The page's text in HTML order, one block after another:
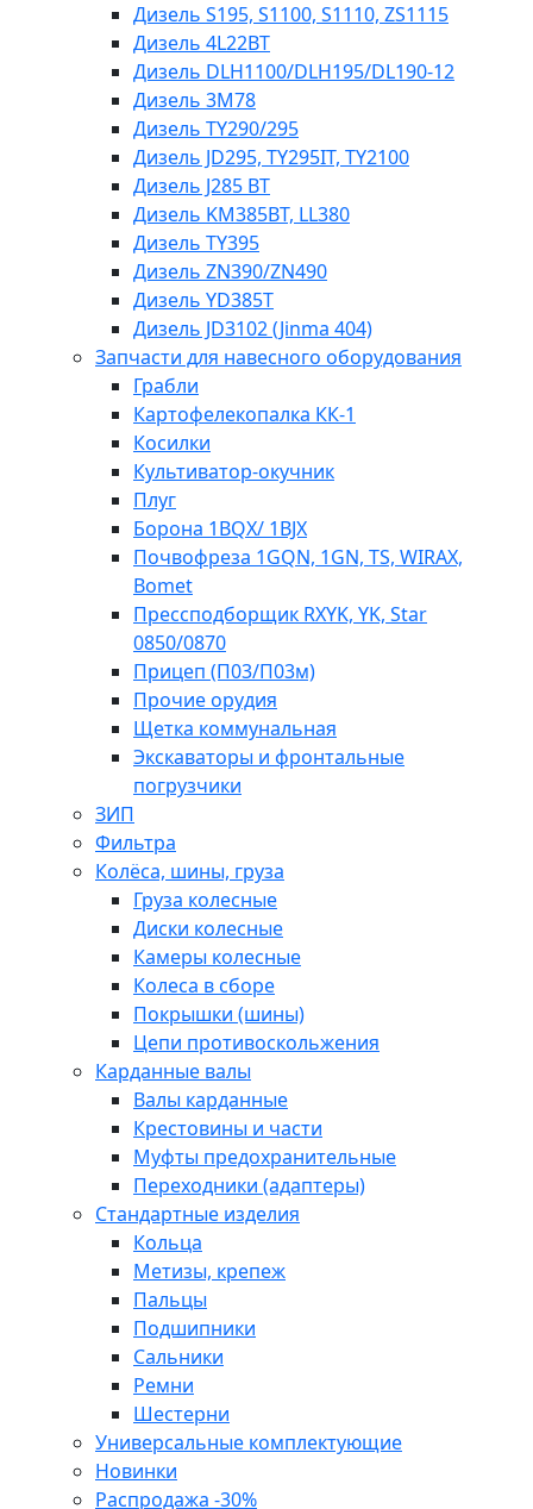
Дизель S195, S1100, S1110, ZS1115
Дизель 4L22BT
Дизель DLH1100/DLH195/DL190-12
Дизель 3М78
Дизель TY290/295
Дизель JD295, TY295IT, TY2100
Дизель J285 BT
Дизель KM385BT, LL380
Дизель TY395
Дизель ZN390/ZN490
Дизель YD385T
Дизель JD3102 (Jinma 404)
Запчасти для навесного оборудования
Грабли
Картофелекопалка КК-1
Косилки
Культиватор-окучник
Плуг
Борона 1BQX/ 1BJX
Почвофреза 1GQN, 1GN, TS, WIRAX,
Bomet
Прессподборщик RXYK, YK, Star
0850/0870
Прицеп (П03/П03м)
Прочие орудия
Щетка коммунальная
Экскаваторы и фронтальные
погрузчики
ЗИП
Фильтра
Колёса, шины, груза
Груза колесные
Диски колесные
Камеры колесные
Колеса в сборе
Покрышки (шины)
Цепи противоскольжения
Карданные валы
Валы карданные
Крестовины и части
Муфты предохранительные
Переходники (адаптеры)
Стандартные изделия
Кольца
Метизы, крепеж
Пальцы
Подшипники
Сальники
Ремни
Шестерни
Универсальные комплектующие
Новинки
Распродажа -30%